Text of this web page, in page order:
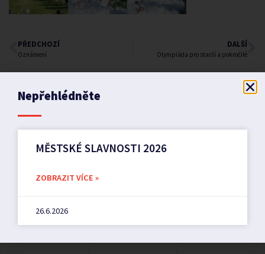
PŘEDCHOZÍ
Oznámení
DALŠÍ
Olympiáda pro starší a pokročilé
Nepřehlédněte
MĚSTSKÉ SLAVNOSTI 2026
ZOBRAZIT VÍCE »
26.6.2026